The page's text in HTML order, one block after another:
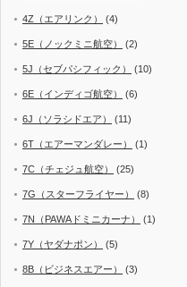
4Z（エアリンク） (4)
5E（ノックミニ航空） (2)
5J（セブパシフィック） (10)
6E（インディゴ航空） (6)
6J（ソラシドエア） (11)
6T（エアーマンダレー） (1)
7C（チェジュ航空） (25)
7G（スターフライヤー） (8)
7N（PAWAドミニカーナ） (1)
7Y（ヤダナポン） (5)
8B（ビジネスエアー） (3)